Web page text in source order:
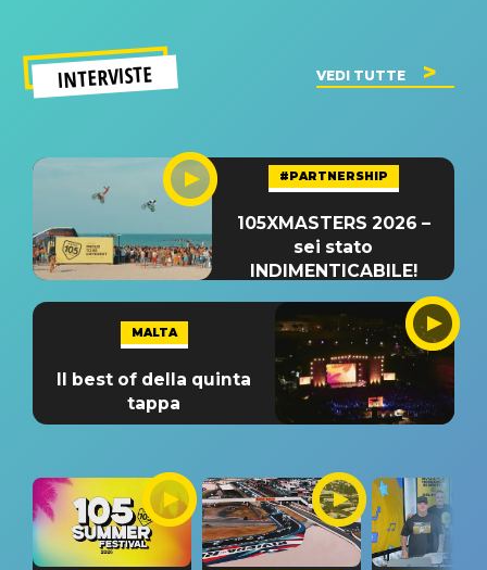
INTERVISTE VEDI TUTTE
#PARTNERSHIP
105XMASTERS 2026 –
sei stato
INDIMENTICABILE!
MALTA
Il best of della quinta
tappa